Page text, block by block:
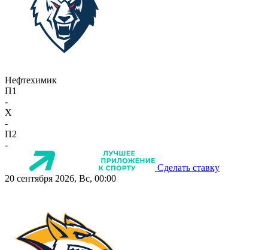
Нефтехимик
П1
-
X
-
П2
-
Сделать ставку
20 сентября 2026, Вс, 00:00